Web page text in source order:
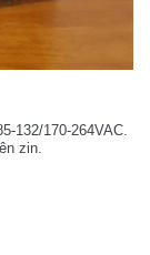
132/170-264VAC.
zin.